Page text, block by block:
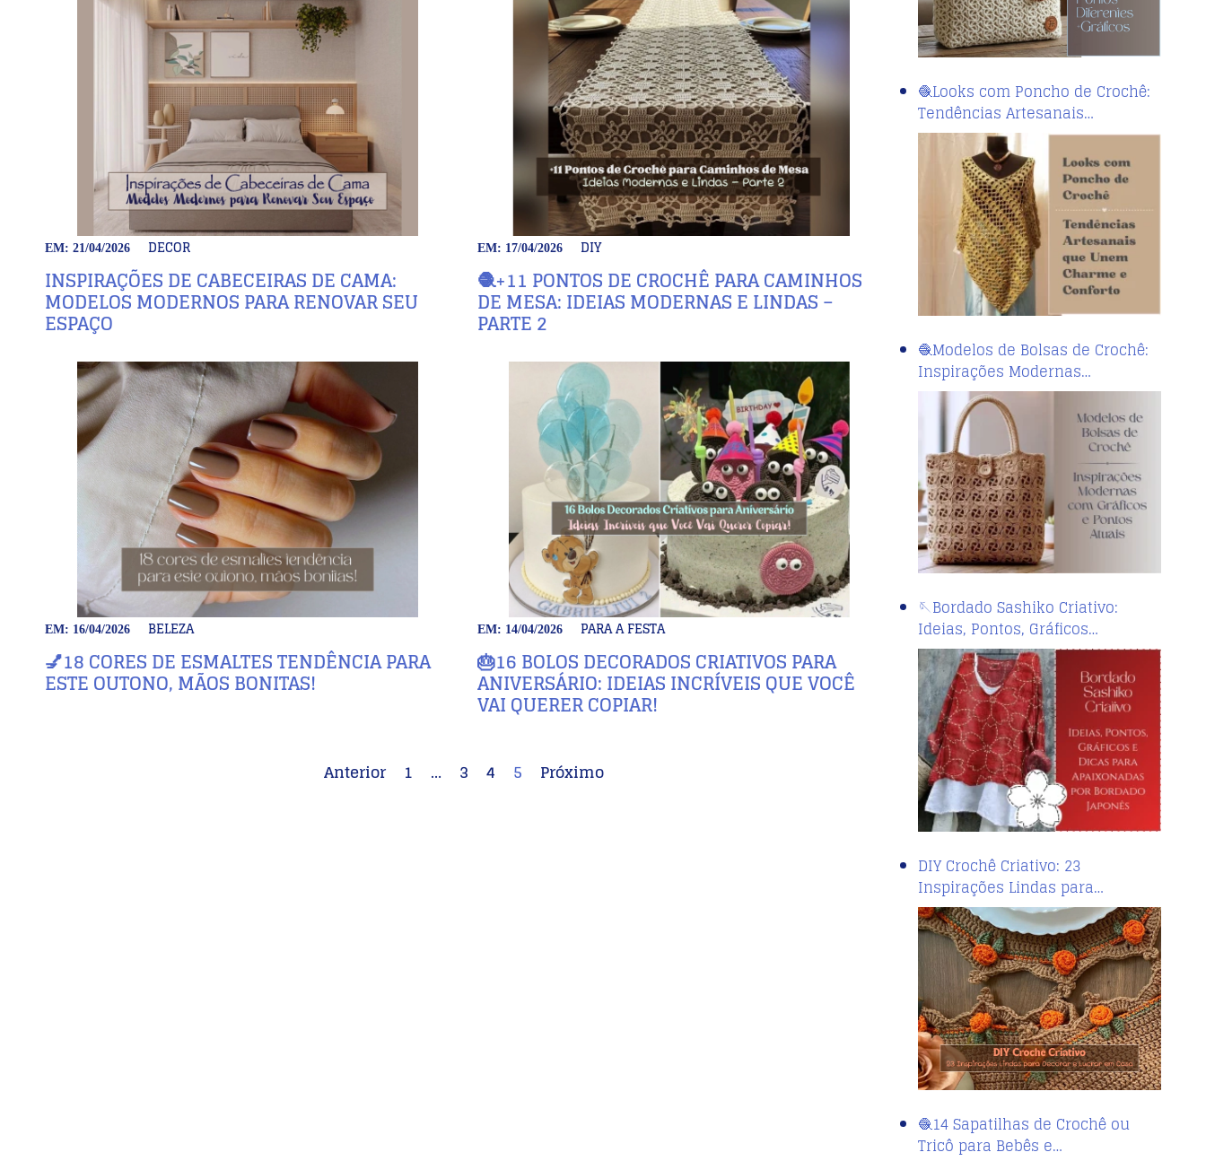
EM: 21/04/2026 DECOR
INSPIRAÇÕES DE CABECEIRAS DE CAMA:
MODELOS MODERNOS PARA RENOVAR SEU
ESPAÇO
EM: 17/04/2026 DIY
🧶+11 PONTOS DE CROCHÊ PARA CAMINHOS
DE MESA: IDEIAS MODERNAS E LINDAS –
PARTE 2
EM: 16/04/2026 BELEZA
💅18 CORES DE ESMALTES TENDÊNCIA PARA
ESTE OUTONO, MÃOS BONITAS!
EM: 14/04/2026 PARA A FESTA
🎂16 BOLOS DECORADOS CRIATIVOS PARA
ANIVERSÁRIO: IDEIAS INCRÍVEIS QUE VOCÊ
VAI QUERER COPIAR!
Anterior 1 … 3 4 5 Próximo
🧶Looks com Poncho de Crochê:
Tendências Artesanais…
🧶Modelos de Bolsas de Crochê:
Inspirações Modernas…
🪡Bordado Sashiko Criativo:
Ideias, Pontos, Gráficos…
DIY Crochê Criativo: 23
Inspirações Lindas para…
🧶14 Sapatilhas de Crochê ou
Tricô para Bebês e…